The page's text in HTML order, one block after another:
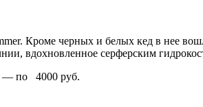
Кроме черных и белых кед в нее
вдохновленное серферским
— по 4000 руб.